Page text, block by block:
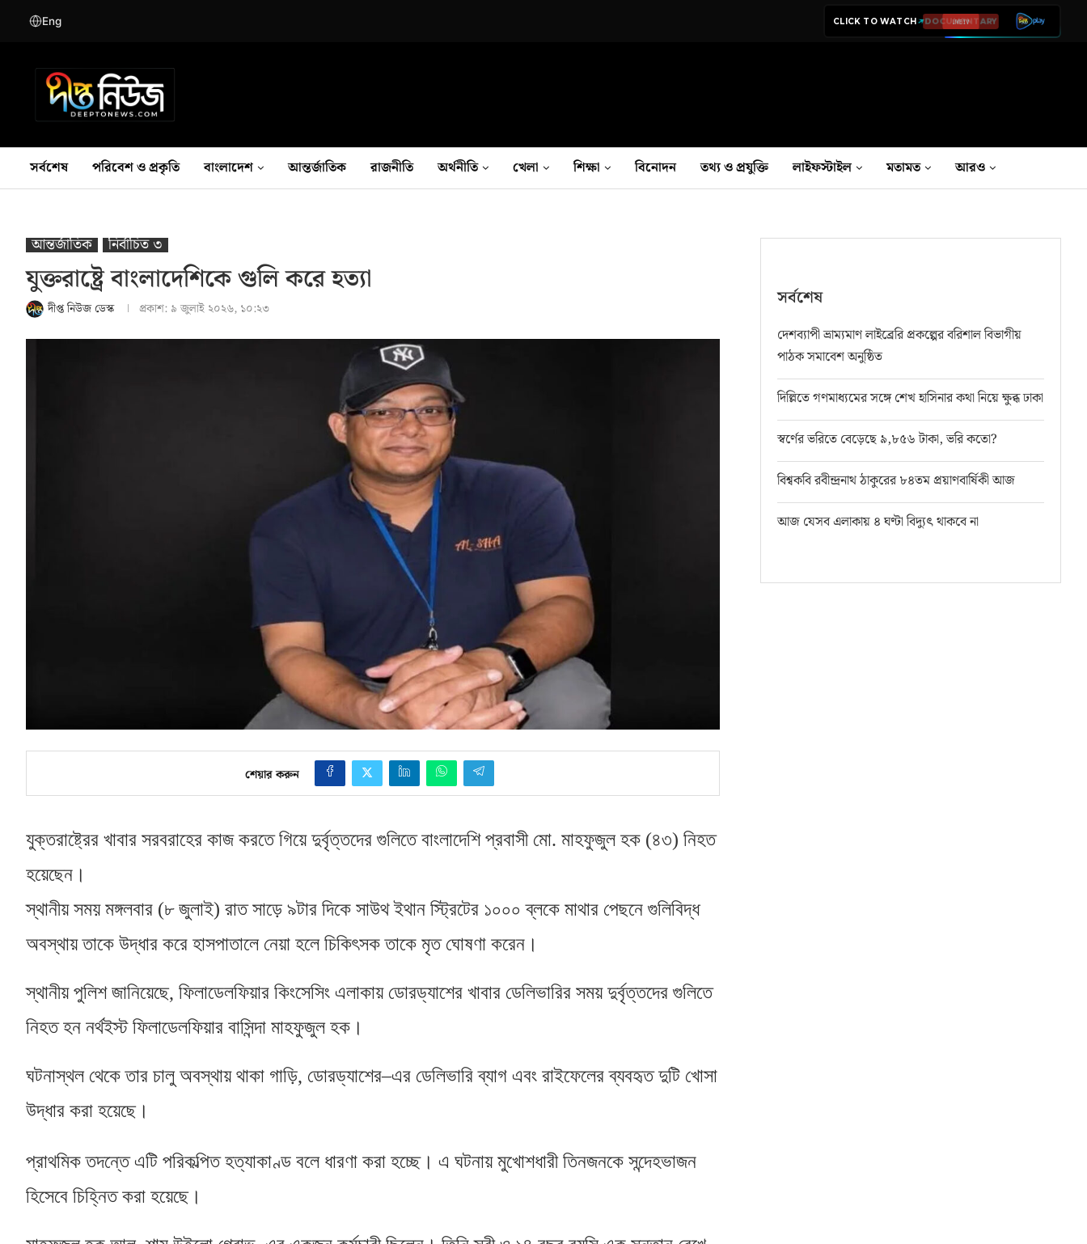
Eng CLICK TO WATCH LIVE TV
সর্বশেষ পরিবেশ ও প্রকৃতি বাংলাদেশ আন্তর্জাতিক রাজনীতি অর্থনীতি খেলা শিক্ষা বিনোদন তথ‍্য ও প্রযুক্তি লাইফস্টাইল মতামত আরও
আন্তর্জাতিক নির্বাচিত ৩
যুক্তরাষ্ট্রে বাংলাদেশিকে গুলি করে হত্যা
দীপ্ত নিউজ ডেস্ক প্রকাশ: ৯ জুলাই ২০২৬, ১০:২৩
শেয়ার করুন
যুক্তরাষ্ট্রের খাবার সরবরাহের কাজ করতে গিয়ে দুর্বৃত্তদের গুলিতে বাংলাদেশি প্রবাসী মো. মাহফুজুল হক (৪৩) নিহত
হয়েছেন।
স্থানীয় সময় মঙ্গলবার (৮ জুলাই) রাত সাড়ে ৯টার দিকে সাউথ ইথান স্ট্রিটের ১০০০ ব্লকে মাথার পেছনে গুলিবিদ্ধ
অবস্থায় তাকে উদ্ধার করে হাসপাতালে নেয়া হলে চিকিৎসক তাকে মৃত ঘোষণা করেন।
স্থানীয় পুলিশ জানিয়েছে, ফিলাডেলফিয়ার কিংসেসিং এলাকায় ডোরড্যাশের খাবার ডেলিভারির সময় দুর্বৃত্তদের গুলিতে
নিহত হন নর্থইস্ট ফিলাডেলফিয়ার বাসিন্দা মাহফুজুল হক।
ঘটনাস্থল থেকে তার চালু অবস্থায় থাকা গাড়ি, ডোরড্যাশের–এর ডেলিভারি ব্যাগ এবং রাইফেলের ব্যবহৃত দুটি খোসা
উদ্ধার করা হয়েছে।
প্রাথমিক তদন্তে এটি পরিকল্পিত হত্যাকাণ্ড বলে ধারণা করা হচ্ছে। এ ঘটনায় মুখোশধারী তিনজনকে সন্দেহভাজন
হিসেবে চিহ্নিত করা হয়েছে।
সর্বশেষ
দেশব্যাপী ভ্রাম্যমাণ লাইব্রেরি প্রকল্পের বরিশাল বিভাগীয়
পাঠক সমাবেশ অনুষ্ঠিত
দিল্লিতে গণমাধ্যমের সঙ্গে শেখ হাসিনার কথা নিয়ে ক্ষুব্ধ ঢাকা
স্বর্ণের ভরিতে বেড়েছে ৯,৮৫৬ টাকা, ভরি কতো?
বিশ্বকবি রবীন্দ্রনাথ ঠাকুরের ৮৪তম প্রয়াণবার্ষিকী আজ
আজ যেসব এলাকায় ৪ ঘণ্টা বিদ্যুৎ থাকবে না